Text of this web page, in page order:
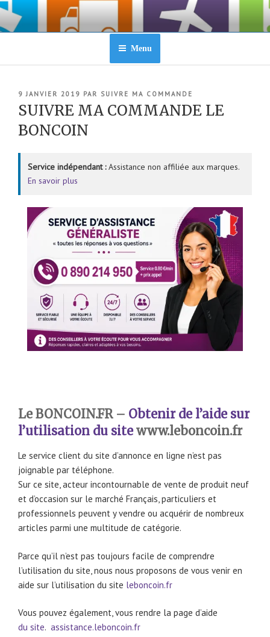
Aller
contenu
Menu
PUBLIÉ
LE
9 JANVIER 2019 PAR SUIVRE MA COMMANDE
SUIVRE MA COMMANDE LE
BONCOIN
Service indépendant :Assistance non affiliée aux marques.
En savoir plus
Le BONCOIN.FR – Obtenir de l’aide sur
l’utilisation du sitewww.leboncoin.fr
Le service client du site d’annonce en ligne n’est pas
joignable par téléphone.
Sur ce site, acteur incontournable de vente de produit neuf
et d’occasion sur le marché Français, particuliers et
professionnels peuvent y vendre ou acquérir de nombreux
articles parmi une multitude de catégorie.
Parce qu’il n’est pas toujours facile de comprendre
l’utilisation du site, nous nous proposons de vous venir en
aide sur l’utilisation du site leboncoin.fr
Vous pouvez également, vous rendre la page d’aide
du site. assistance.leboncoin.fr